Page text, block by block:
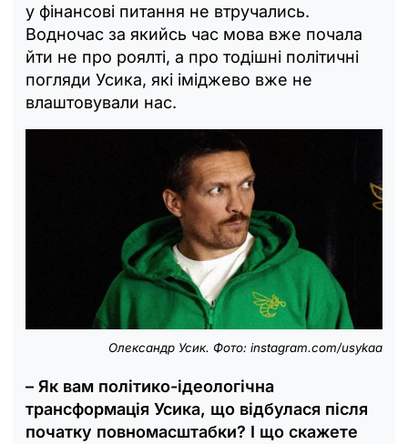
у фінансові питання не втручались.
Водночас за якийсь час мова вже почала
йти не про роялті, а про тодішні політичні
погляди Усика, які іміджево вже не
влаштовували нас.
Олександр Усик. Фото: instagram.com/usykaa
– Як вам політико-ідеологічна
трансформація Усика, що відбулася після
початку повномасштабки? І що скажете